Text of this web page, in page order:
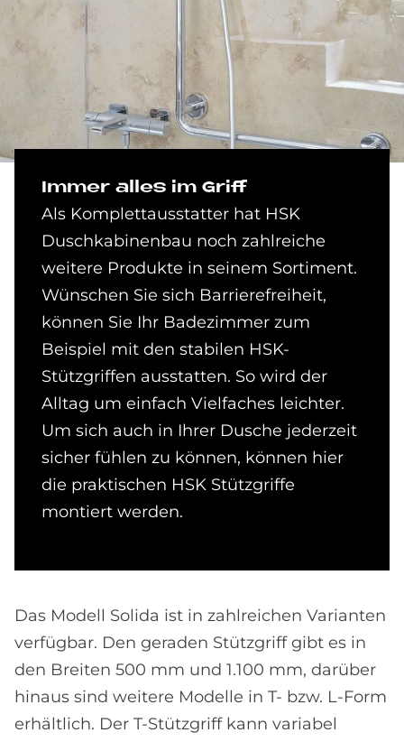
Im­mer al­les im Griff
Als Komplettausstatter hat HSK
Duschkabinenbau noch zahlreiche
weitere Produkte in seinem Sortiment.
Wünschen Sie sich Barrierefreiheit,
können Sie Ihr Badezimmer zum
Beispiel mit den stabilen HSK-
Stützgriffen ausstatten. So wird der
Alltag um einfach Vielfaches leichter.
Um sich auch in Ihrer Dusche jederzeit
sicher fühlen zu können, können hier
die praktischen HSK Stützgriffe
montiert werden.
Das Modell Solida ist in zahlreichen Varianten
verfügbar. Den geraden Stützgriff gibt es in
den Breiten 500 mm und 1.100 mm, darüber
hinaus sind weitere Modelle in T- bzw. L-Form
erhältlich. Der T-Stützgriff kann variabel